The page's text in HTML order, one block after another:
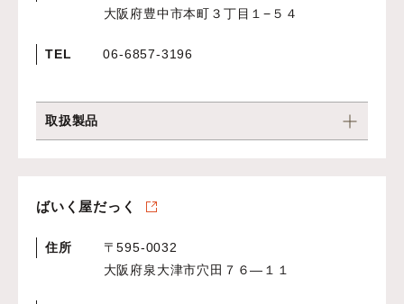
大阪府豊中市本町３丁目１−５４
TEL 06-6857-3196
取扱製品
ばいく屋だっく
住所
〒595-0032
大阪府泉大津市穴田７６―１１